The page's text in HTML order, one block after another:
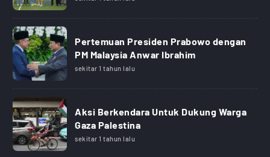
Pertemuan Presiden Prabowo dengan
PM Malaysia Anwar Ibrahim
sekitar 1 tahun lalu
Aksi Berkendara Untuk Dukung Warga
Gaza Palestina
sekitar 1 tahun lalu